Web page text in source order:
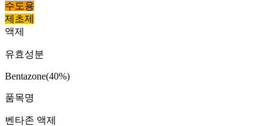
수도용
제초제
액제
유효성분
Bentazone(40%)
품목명
벤타존 액제